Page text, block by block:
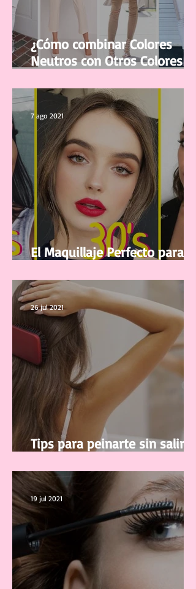
¿Cómo combinar Colores
Neutros con Otros Colores en
El Maquillaje Perfecto para tu
7 ago 2021
Tips para peinarte sin salir de
26 jul 2021
19 jul 2021